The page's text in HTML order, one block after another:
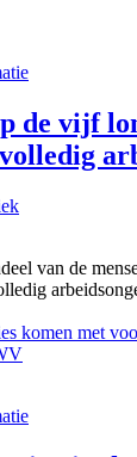
de vijf
van de